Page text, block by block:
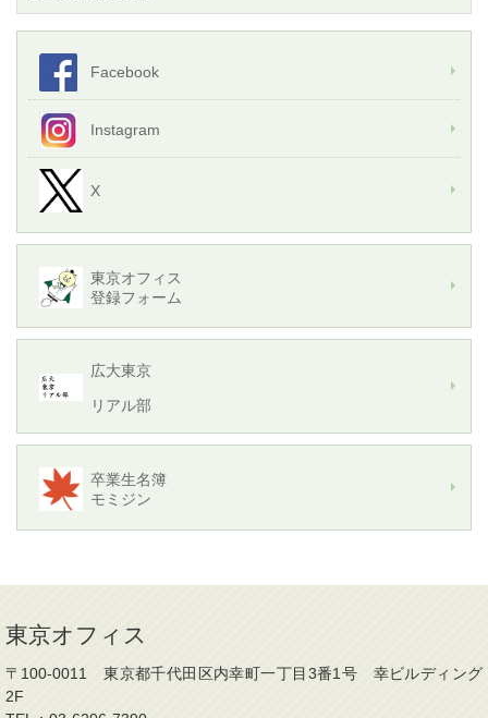
Facebook
Instagram
X
東京オフィス
登録フォーム
広大東京
リアル部
卒業生名簿
モミジン
東京オフィス
〒100-0011 東京都千代田区内幸町一丁目3番1号 幸ビルディング
2F